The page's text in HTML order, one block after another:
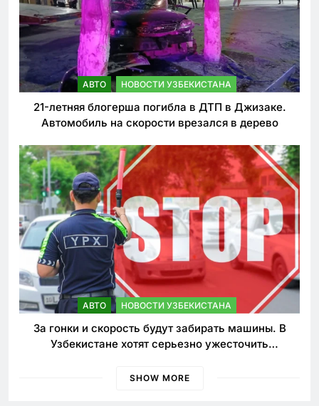
АВТО НОВОСТИ УЗБЕКИСТАНА
21-летняя блогерша погибла в ДТП в Джизаке.
Автомобиль на скорости врезался в дерево
АВТО НОВОСТИ УЗБЕКИСТАНА
За гонки и скорость будут забирать машины. В
Узбекистане хотят серьезно ужесточить
SHOW MORE